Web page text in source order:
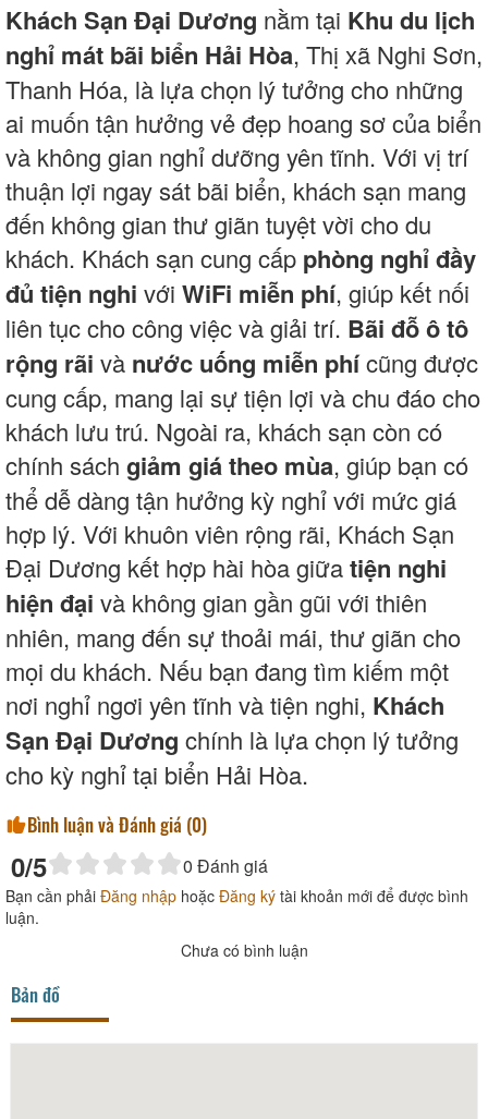
Khách Sạn Đại Dương nằm tại Khu du lịch
nghỉ mát bãi biển Hải Hòa, Thị xã Nghi Sơn,
Thanh Hóa, là lựa chọn lý tưởng cho những
ai muốn tận hưởng vẻ đẹp hoang sơ của biển
và không gian nghỉ dưỡng yên tĩnh. Với vị trí
thuận lợi ngay sát bãi biển, khách sạn mang
đến không gian thư giãn tuyệt vời cho du
khách. Khách sạn cung cấp phòng nghỉ đầy
đủ tiện nghi với WiFi miễn phí, giúp kết nối
liên tục cho công việc và giải trí. Bãi đỗ ô tô
rộng rãi và nước uống miễn phícũng được
cung cấp, mang lại sự tiện lợi và chu đáo cho
khách lưu trú. Ngoài ra, khách sạn còn có
chính sách giảm giá theo mùa, giúp bạn có
thể dễ dàng tận hưởng kỳ nghỉ với mức giá
hợp lý. Với khuôn viên rộng rãi, Khách Sạn
Đại Dương kết hợp hài hòa giữatiện nghi
hiện đại và không gian gần gũi với thiên
nhiên, mang đến sự thoải mái, thư giãn cho
mọi du khách. Nếu bạn đang tìm kiếm một
nơi nghỉ ngơi yên tĩnh và tiện nghi, Khách
Sạn Đại Dương chính là lựa chọn lý tưởng
cho kỳ nghỉ tại biển Hải Hòa.
Bình luận và Đánh giá (0)
0/5 0 Đánh giá
Bạn cần phải Đăng nhập hoặc Đăng ký tài khoản mới để được bình
luận.
Chưa có bình luận
Bản đồ